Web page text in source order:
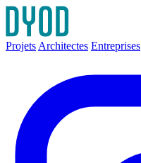
Projets Architectes Entreprises